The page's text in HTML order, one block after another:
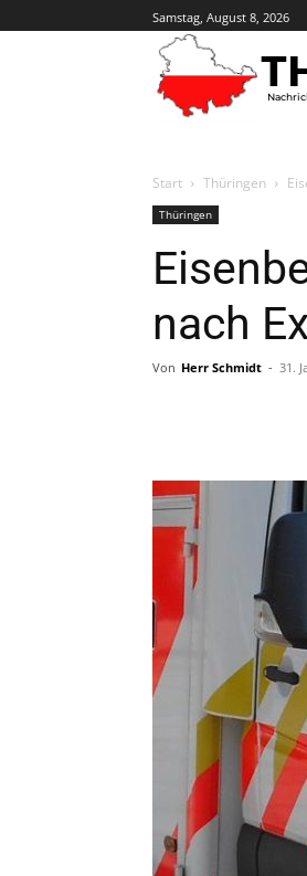
Samstag, August 8, 2026
Start Thüringen
Thüringen
nach
Von Herr Schmidt - 31.